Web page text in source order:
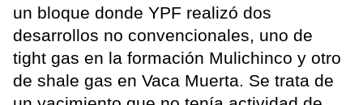
un bloque donde YPF realizó dos
desarrollos no convencionales, uno de
tight gas en la formación Mulichinco y otro
de shale gas en Vaca Muerta. Se trata de